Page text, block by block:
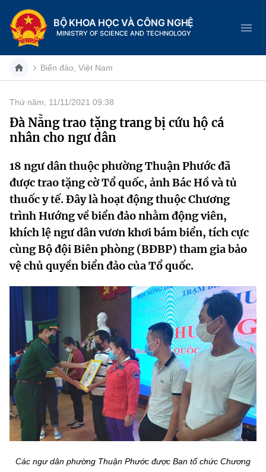
BỘ KHOA HỌC VÀ CÔNG NGHỆ
MINISTRY OF SCIENCE AND TECHNOLOGY
Danh mục
Trang chủ
Giới thiệu
Chức năng nhiệm vụ
Cơ cấu tổ chức
Lịch sử phát triển
Tin tức sự kiện
Khoa học và Công nghệ
Đổi mới sáng tạo
Bưu chính, Viễn thông
Sở hữu trí tuệ
Tiêu chuẩn, đo lường, chất lượng
Năng lượng nguyên tử
Tin tổng hợp
Tin địa phương
Dịch vụ công
Hệ thống văn bản
Văn bản chỉ đạo điều hành
Lấy ý kiến người dân về dự thảo VBQPPL
THỐNG KÊ
Khoa học và Công nghệ
Đổi mới sáng tạo
Chuyển đổi số
Bưu chính, Viễn thông
Multimedia
THƯ ĐIỆN TỬ
Khác
Videos
Infographic
Ảnh
Biển đảo, Việt Nam
Thứ năm, 11/11/2021 09:38
Đà Nẵng trao tặng trang bị cứu hộ cá
nhân cho ngư dân
18 ngư dân thuộc phường Thuận Phước đã
được trao tặng cờ Tổ quốc, ảnh Bác Hồ và tủ
thuốc y tế. Đây là hoạt động thuộc Chương
trình Hướng về biển đảo nhằm động viên,
khích lệ ngư dân vươn khơi bám biển, tích cực
cùng Bộ đội Biên phòng (BĐBP) tham gia bảo
vệ chủ quyền biển đảo của Tổ quốc.
Các ngư dân phường Thuận Phước được Ban tổ chức Chương